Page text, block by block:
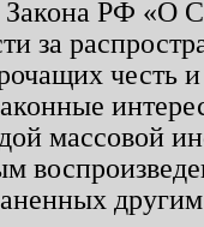
Закона РФ «О
за
честь
массовой